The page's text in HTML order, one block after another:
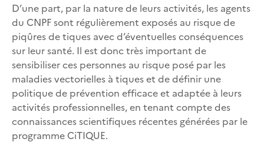
D’une part, par la nature de leurs activités, les agents
du CNPF sont régulièrement exposés au risque de
piqûres de tiques avec d’éventuelles conséquences
sur leur santé. Il est donc très important de
sensibiliser ces personnes au risque posé par les
maladies vectorielles à tiques et de définir une
politique de prévention efficace et adaptée à leurs
activités professionnelles, en tenant compte des
connaissances scientifiques récentes générées par le
programme CiTIQUE.